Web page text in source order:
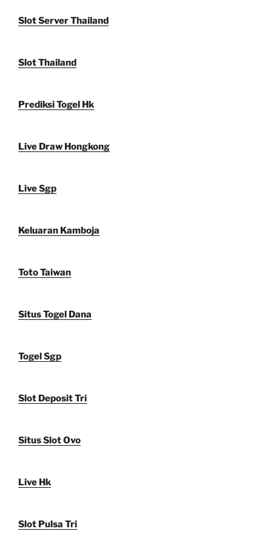
Slot Server Thailand
Slot Thailand
Prediksi Togel Hk
Live Draw Hongkong
Live Sgp
Keluaran Kamboja
Toto Taiwan
Situs Togel Dana
Togel Sgp
Slot Deposit Tri
Situs Slot Ovo
Live Hk
Slot Pulsa Tri